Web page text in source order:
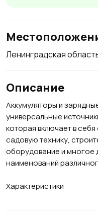
Ленинградская
Описание
Аккумуляторы и
универсальные
которая включает в
садовую технику,
оборудование и многое
наименований
Характеристики